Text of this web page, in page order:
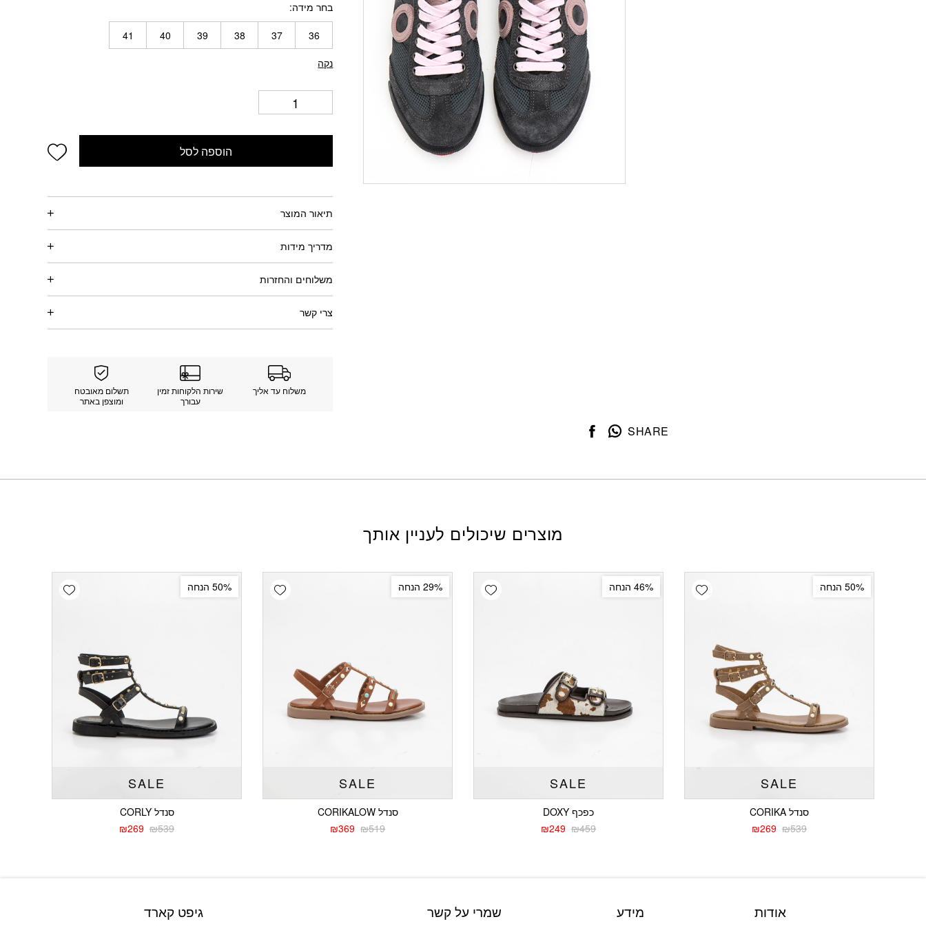
בחר מידה
36
37
38
39
40
41
נקה
הוספה לסל
תיאור המוצר
מדריך מידות
משלוחים והחזרות
צרי קשר
משלוח עד אליך
שירות הלקוחות זמין
עבורך
תשלום מאובטח
ומוצפן באתר
SHARE
מוצרים שיכולים לעניין אותך
Add wishlist 50% הנחה
SALE
סנדל CORIKA
₪539
המחיר
₪269
המחיר
Add wishlist 46% הנחה
SALE
כפכף DOXY
₪459
המחיר
₪249
המחיר
Add wishlist 29% הנחה
SALE
סנדל CORIKALOW
₪519
המחיר
₪369
המחיר
Add wishlist 50% הנחה
SALE
סנדל CORLY
₪539
המחיר
₪269
המחיר
אודות מידע שמרי על קשר גיפט קארד